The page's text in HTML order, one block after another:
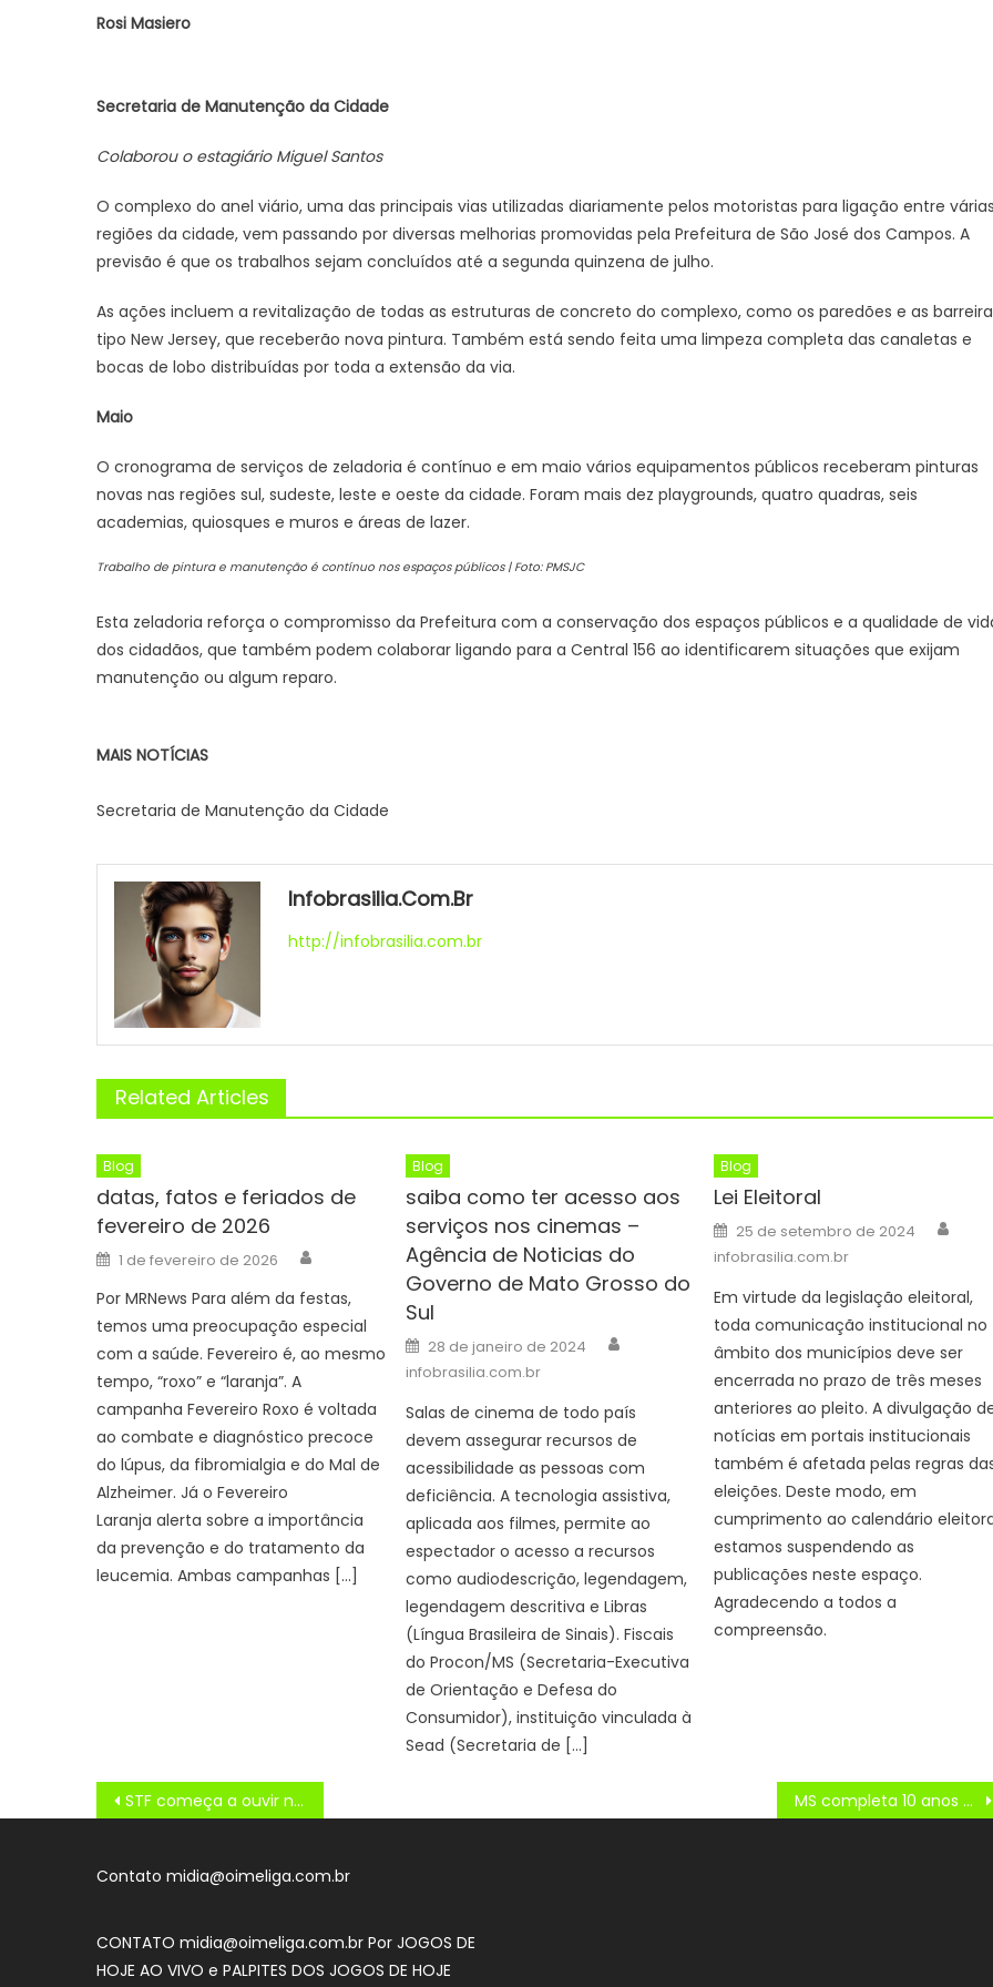
junho
Rosi Masiero
Secretaria de Manutenção da Cidade
Colaborou o estagiário Miguel Santos
O complexo do anel viário, uma das principais vias utilizadas diariamente pelos motoristas para ligação entre
regiões da cidade, vem passando por diversas melhorias promovidas pela Prefeitura de São José dos Campos. A
previsão é que os trabalhos sejam concluídos até a segunda quinzena de julho.
As ações incluem a revitalização de todas as estruturas de concreto do complexo, como os paredões e as
tipo New Jersey, que receberão nova pintura. Também está sendo feita uma limpeza completa das canaletas e
bocas de lobo distribuídas por toda a extensão da via.
Maio
O cronograma de serviços de zeladoria é contínuo e em maio vários equipamentos públicos receberam pinturas
novas nas regiões sul, sudeste, leste e oeste da cidade. Foram mais dez playgrounds, quatro quadras, seis
academias, quiosques e muros e áreas de lazer.
Trabalho de pintura e manutenção é contínuo nos espaços públicos | Foto: PMSJC
Esta zeladoria reforça o compromisso da Prefeitura com a conservação dos espaços públicos e a qualidade de
dos cidadãos, que também podem colaborar ligando para a Central 156 ao identificarem situações que exijam
manutenção ou algum reparo.
MAIS NOTÍCIAS
Secretaria de Manutenção da Cidade
Infobrasilia.com.br
http://infobrasilia.com.br
Related Articles
Blog
datas, fatos e feriados de
fevereiro de 2026
Posted
on
1 de fevereiro de 2026
Por MRNews Para além da festas,
temos uma preocupação especial
com a saúde. Fevereiro é, ao mesmo
tempo, “roxo” e “laranja”. A
campanha Fevereiro Roxo é voltada
ao combate e diagnóstico precoce
do lúpus, da fibromialgia e do Mal de
Alzheimer. Já o Fevereiro
Laranja alerta sobre a importância
da prevenção e do tratamento da
leucemia. Ambas campanhas […]
Blog
saiba como ter acesso aos
serviços nos cinemas –
Agência de Noticias do
Governo de Mato Grosso do
Sul
Posted
on
28 de janeiro de 2024
infobrasilia.com.br
Salas de cinema de todo país
devem assegurar recursos de
acessibilidade as pessoas com
deficiência. A tecnologia assistiva,
aplicada aos filmes, permite ao
espectador o acesso a recursos
como audiodescrição, legendagem,
legendagem descritiva e Libras
(Língua Brasileira de Sinais). Fiscais
do Procon/MS (Secretaria-Executiva
de Orientação e Defesa do
Consumidor), instituição vinculada à
Sead (Secretaria de […]
Blog
Lei Eleitoral
Posted
on
25 de setembro de 2024
infobrasilia.com.br
Em virtude da legislação eleitoral,
toda comunicação institucional no
âmbito dos municípios deve ser
encerrada no prazo de três meses
anteriores ao pleito. A divulgação
notícias em portais institucionais
também é afetada pelas regras
eleições. Deste modo, em
cumprimento ao calendário
estamos suspendendo as
publicações neste espaço.
Agradecendo a todos a
compreensão.
Navegação
de
Post
STF começa a ouvir nesta segunda réus do núcleo 1 da trama golpista MS completa 10 anos sem casos de febre amarela humana e mantém alerta com vacinação – Agência de Noticias do Governo de Mato Grosso do Sul
Contato midia@oimeliga.com.br
CONTATO midia@oimeliga.com.br PorJOGOS DE
HOJE AO VIVOePALPITES DOS JOGOS DE HOJE